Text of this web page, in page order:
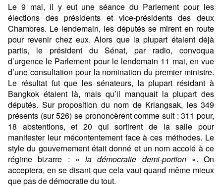
Le 9 mai, il y eut une séance du Parlement pour les
élections des présidents et vice-présidents des deux
Chambres. Le lendemain, les députés se mirent en route
pour revenir chez eux. Alors que la plupart étaient déjà
partis, le président du Sénat, par radio, convoqua
d’urgence le Parlement pour le lendemain 11 mai, en vue
d’une consultation pour la nomination du premier ministre.
Le résultat fut que les sénateurs, la plupart résidant à
Bangkok étaient là, mais qu’il manquait la plupart des
députés. Sur proposition du nom de Kriangsak, les 349
présents (sur 526) se prononcèrent comme suit : 311 pour,
18 abstentions, et 20 qui sortirent de la salle pour
manifester leur mécontentement face à ces méthodes. Le
style du gouvernement était donné et un nom accolé à ce
régime bizarre : « la démocratie demi-portion». On
acceptera, en se disant que cela vaut quand même mieux
que pas de démocratie du tout.